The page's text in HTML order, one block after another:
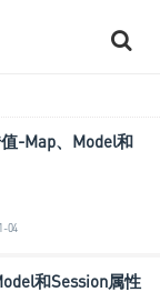
-Map、Model和
04
和Session属性